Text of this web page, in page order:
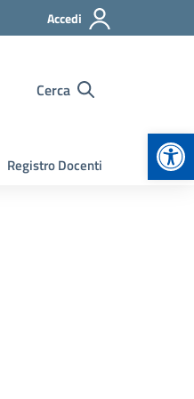
Accedi
Cerca
Registro Docenti